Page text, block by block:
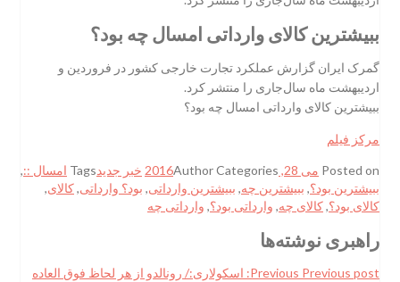
ببیشترین کالای وارداتی امسال چه بود؟
گمرک ایران گزارش عملکرد تجارت خارجی کشور در فروردین و
اردیبهشت ماه سال‌جاری را منتشر کرد.
ببیشترین کالای وارداتی امسال چه بود؟
مرکز فیلم
Posted on می 28, 2016 AuthorCategories خبر جدیدTags امسال ::,
ببیشترین بود؟, ببیشترین چه, ببیشترین وارداتی, بود؟ وارداتی,کالای,
کالای بود؟,کالای چه, وارداتی بود؟, وارداتی چه
راهبری نوشته‌ها
Previous Previous post:
اسکولاری:/ رونالدو از هر لحاظ فوق العاده